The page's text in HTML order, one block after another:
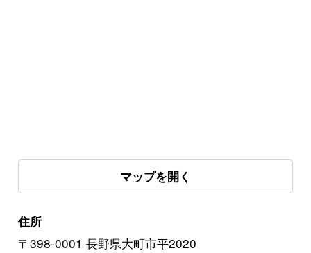
マップを開く
住所
〒398-0001 長野県大町市平2020